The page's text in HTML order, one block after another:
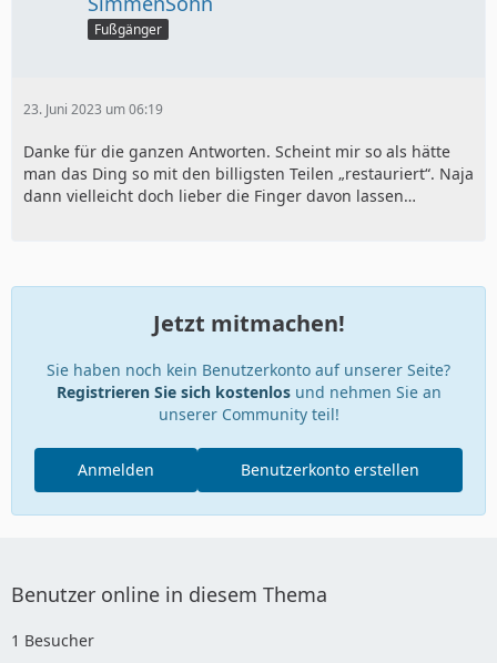
Fußgänger
23. Juni 2023 um 06:19
Danke für die ganzen Antworten. Scheint mir so als hätte
man das Ding so mit den billigsten Teilen „restauriert“. Naja
dann vielleicht doch lieber die Finger davon lassen…
Jetzt mitmachen!
Sie haben noch kein Benutzerkonto auf unserer Seite?
Registrieren Sie sich kostenlosund nehmen Sie an
unserer Community teil!
Benutzerkonto erstellen
Anmelden
Benutzer online in diesem Thema
1 Besucher